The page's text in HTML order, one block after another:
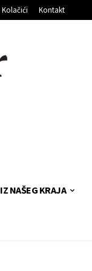
Kolačići Kontakt
IZ NAŠEG KRAJA